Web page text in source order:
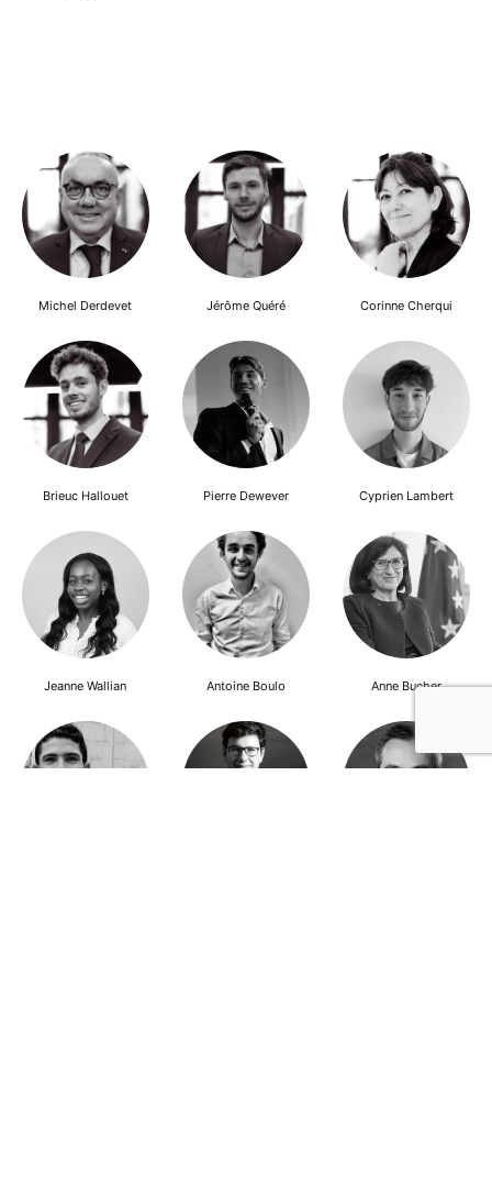
Michel Derdevet Jérôme Quéré Corinne Cherqui
Brieuc Hallouet Pierre Dewever Cyprien Lambert
Jeanne Wallian Antoine Boulo Anne Bucher